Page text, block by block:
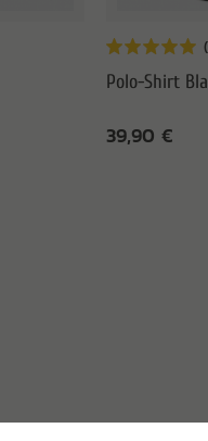
Polo-Shirt
39,90 €